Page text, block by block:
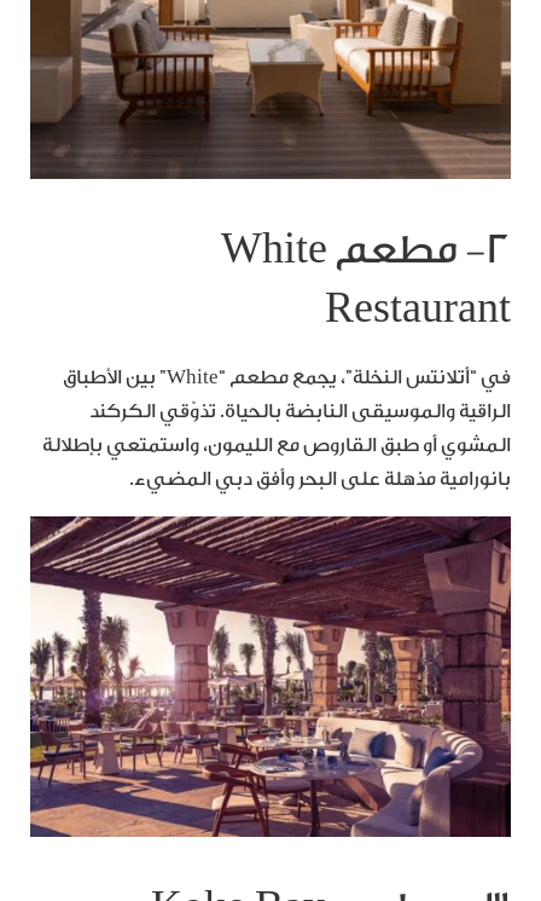
٢- مطعم White
Restaurant
في “أتلانتس النخلة”، يجمع مطعم “White” بين الأطباق
الراقية والموسيقى النابضة بالحياة. تذوّقي الكركند
المشوي أو طبق القاروص مع الليمون، واستمتعي بإطلالة
بانورامية مذهلة على البحر وأفق دبي المضيء.